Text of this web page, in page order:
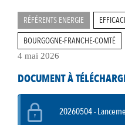
RÉFÉRENTS ENERGIE
BOURGOGNE-FRANCHE-COMTÉ
4 mai 2026
DOCUMENT À
20260504 -